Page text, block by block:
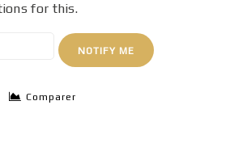
for this.
NOTIFY ME
Comparer